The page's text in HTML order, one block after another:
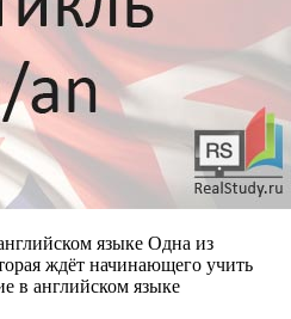
языке Одна из
ждёт начинающего учить
в английском языке